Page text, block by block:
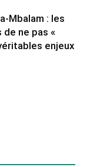
Mbalam : les
ne pas «
enjeux